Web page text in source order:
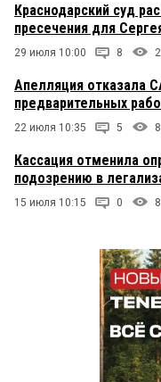
Краснодарский суд
пресечения для
29 июля 10:00 8
Апелляция отказала
предварительных
22 июля 10:35 5
Кассация отменила
подозрению в
15 июля 10:15 0